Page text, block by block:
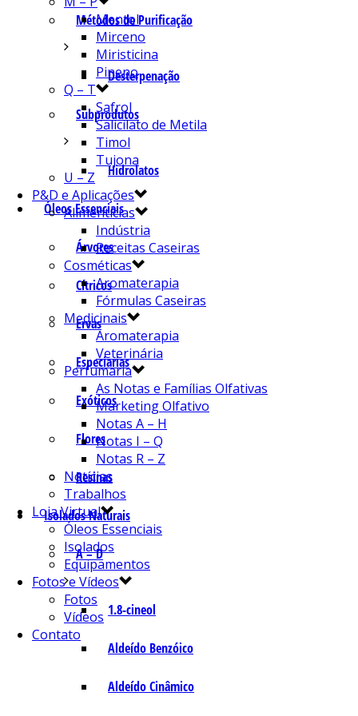
Métodos de Purificação
Desterpenação
Subprodutos
Hidrolatos
Óleos Essenciais
Árvores
Cítricos
Ervas
Especiarias
Exóticos
Flores
Resinas
Isolados Naturais
A – D
1.8-cineol
Aldeído Benzóico
Aldeído Cinâmico
Mentol
Mirceno
Miristicina
Pineno
Q – T
Safrol
Salicilato de Metila
Timol
Tujona
U – Z
P&D e Aplicações
Alimentícias
Indústria
Receitas Caseiras
Cosméticas
Aromaterapia
Fórmulas Caseiras
Medicinais
Aromaterapia
Veterinária
Perfumaria
As Notas e Famílias Olfativas
Marketing Olfativo
Notas A – H
Notas I – Q
Notas R – Z
Notícias
Trabalhos
Loja Virtual
Óleos Essenciais
Isolados
Equipamentos
Fotos e Vídeos
Fotos
Vídeos
Contato